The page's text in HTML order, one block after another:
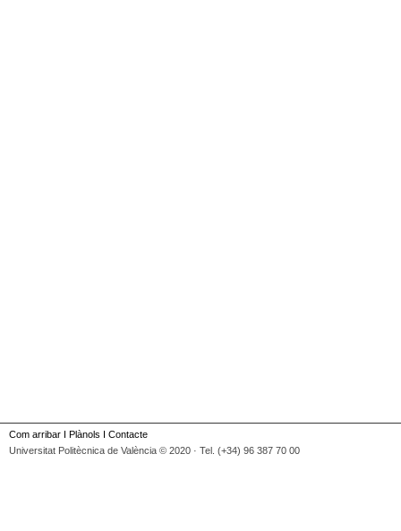
Com arribar I Plànols I Contacte
Universitat Politècnica de València © 2020 · Tel. (+34) 96 387 70 00